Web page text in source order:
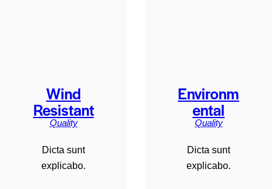
Wind
Resistant
Quality
Dicta sunt
explicabo.
Environm
ental
Quality
Dicta sunt
explicabo.